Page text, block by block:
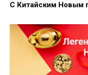
С Китайским Новым